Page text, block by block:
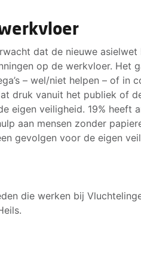
dat de nieuwe asielwet
op de werkvloer. Het
– wel/niet helpen – of in
druk vanuit het publiek of
eigen veiligheid. 19% heeft
aan mensen zonder
gevolgen voor de eigen
die werken bij